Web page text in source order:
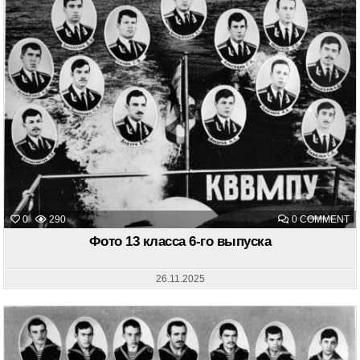
0 290 0 COMMENT
ГО
Фото 13 класса 6-го выпуска
26.11.2025